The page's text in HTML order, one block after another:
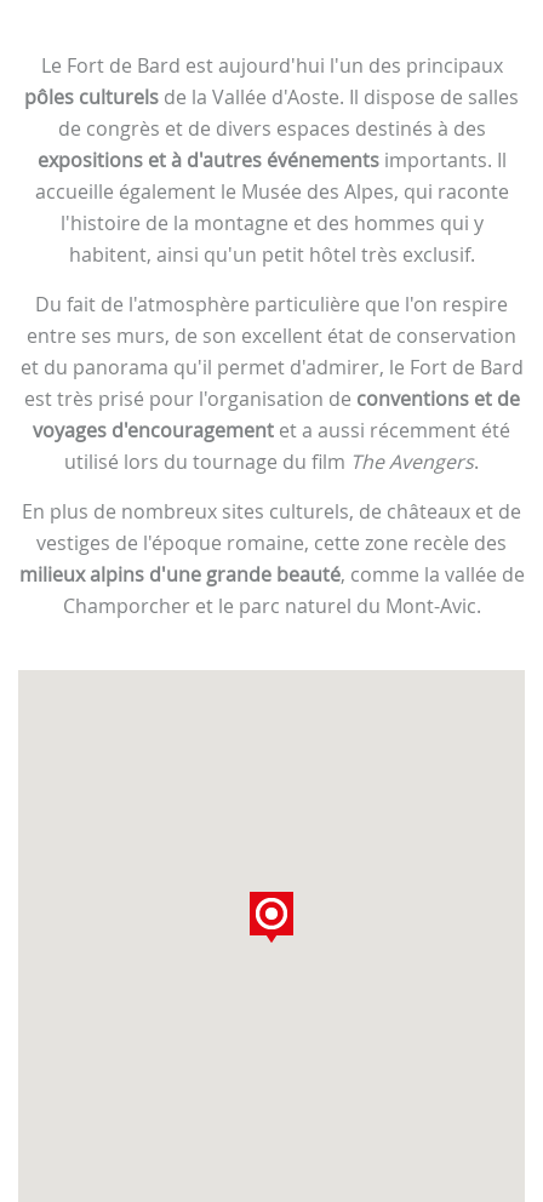
Le Fort de Bard est aujourd'hui l'un des principaux
pôles culturels de la Vallée d'Aoste. Il dispose de salles
de congrès et de divers espaces destinés à des
expositions et à d'autres événementsimportants. Il
accueille également le Musée des Alpes, qui raconte
l'histoire de la montagne et des hommes qui y
habitent, ainsi qu'un petit hôtel très exclusif.
Du fait de l'atmosphère particulière que l'on respire
entre ses murs, de son excellent état de conservation
et du panorama qu'il permet d'admirer, le Fort de Bard
est très prisé pour l'organisation de conventions et de
voyages d'encouragement et a aussi récemment été
utilisé lors du tournage du film The Avengers.
En plus de nombreux sites culturels, de châteaux et de
vestiges de l'époque romaine, cette zone recèle des
milieux alpins d'une grande beauté, comme la vallée de
Champorcher et le parc naturel du Mont-Avic.